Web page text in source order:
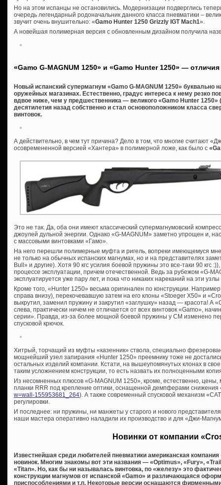
Но на этом испанцы не остановились. Модернизации подверглись
очередь легендарный родоначальник данного класса пневматики –
звучит очень внушительно: «Gamo Hunter 1250 Grizzly IGT Mach1».
А новейшая полимерная версия с обновленным дизайном получила
«Gamo G-MAGNUM 1250» и «Gamo Hunter 1250» —
Новый испанский супермагнум «Gamo G-MAGNUM 1250» буквально
оружейных магазинах. Естественно, градус интереса к нему резко
вдвое ниже, чем у предшественника — великого «Gamo Hunter 1250»
десятилетия назад собственно и стал основоположником класса
винтовок.
А действительно, в чем тут причина? Дело в том, что многие считают
осовремененной версией «Хантера» в полимерной ложе, как было с
Это не так. Да, оба они имеют классический супермагнумовский
джоулей дульной энергии. Однако «G-MAGNUM» заметно упрощен и,
с массовыми винтовками «Гамо».
На него перешли полимерные муфта и ригель, вопреки имеющемуся
не только на обычных испанских магнумах, но и на представителях
Bull» и другие). Хотя 90 кгс усилия боевой пружины это все-таки 90 кгс
процессе эксплуатации, причем отечественной. Ведь за рубежом «G-
эксплуатируется уже пару лет, и пока что никаких нареканий на эти
Кроме того, «Hunter 1250» весьма оригинален по конструкции.
справа внизу), перекочевавшую затем на его клоны «Stoeger Х50» и
выкрутил, заменил пружину и закрутил «заглушку» назад — красота! А
слева, практически ничем не отличается от всех винтовок «Gamo»,
серии». Правда, из-за более мощной боевой пружины у СМ изменено
спусковой крючок.
Хитрый, торчащий из муфты «казенник» ствола, специально
мощнейший узел запирания «Hunter 1250» преемнику тоже не
остальных изделий компании. Кстати, на вышеупомянутых клонах в
таким усложнением конструкции, то есть назвать их полноценными
Из несомненных плюсов «G-MAGNUM 1250», кроме, естественно,
планки RRR под крепление оптики, оснащенной демпферами снижения
w=wall-155953681_264). А также современный спусковой механизм
регулировки.
И последнее: ни пружины, ни манжеты у старого и нового
наши мастера оперативно наладили их производство и для «Джи-
Новинки от компании
Известнейшая среди любителей пневматики американская
новинок. Многим знакомы вот эти названия — «Optimus», «Fury»,
«Titan». Но, как бы ни называлась винтовка, по «железу» это
конструкции магнумов от испанской «Gamo» и различающаяся
приспособлениями и т.п. Некоторые версии оснащаются